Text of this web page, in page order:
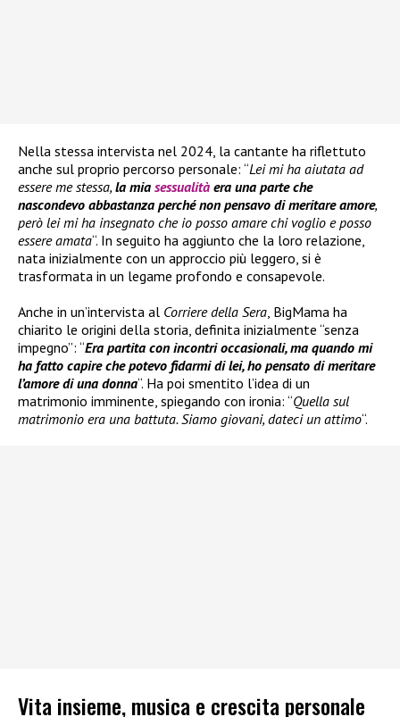
Nella stessa intervista nel 2024, la cantante ha riflettuto
anche sul proprio percorso personale: “Lei mi ha aiutata ad
essere me stessa, la mia sessualità era una parte che
nascondevo abbastanza perché non pensavo di meritare amore,
però lei mi ha insegnato che io posso amare chi voglio e posso
essere amata“. In seguito ha aggiunto che la loro relazione,
nata inizialmente con un approccio più leggero, si è
trasformata in un legame profondo e consapevole.
Anche in un’intervista al Corriere della Sera, BigMama ha
chiarito le origini della storia, definita inizialmente “senza
impegno”: “Era partita con incontri occasionali, ma quando mi
ha fatto capire che potevo fidarmi di lei, ho pensato di meritare
l’amore di una donna“. Ha poi smentito l’idea di un
matrimonio imminente, spiegando con ironia: “Quella sul
matrimonio era una battuta. Siamo giovani, dateci un attimo“.
Vita insieme, musica e crescita personale